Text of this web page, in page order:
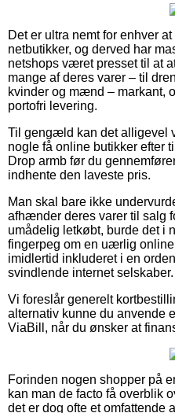
Det er ultra nemt for enhver
netbutikker, og derved har
netshops været presset til at
mange af deres varer – til
kvinder og mænd – markant,
portofri levering.
Til gengæld kan det alligevel
nogle få online butikker efter
Drop armb før du
indhente den laveste pris.
Man skal bare ikke
afhænder deres varer til salg
umådelig letkøbt, burde det
fingerpeg om en uærlig
imidlertid inkluderet i en
svindlende internet selskaber.
Vi foreslår generelt
alternativ kunne du anvende
ViaBill, når du ønsker at
Forinden nogen shopper på
kan man de facto få overblik
det er dog ofte et omfattende